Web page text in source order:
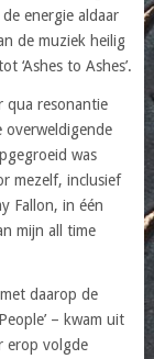
energie aldaar
de muziek heilig
‘Ashes to Ashes’.
qua resonantie
overweldigende
was
mezelf, inclusief
Fallon, in één
mijn all time
daarop de
– kwam uit
erop volgde